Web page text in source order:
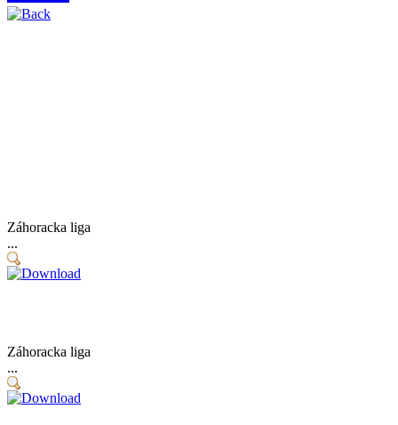
Záhoracka liga
...
Záhoracka liga
...